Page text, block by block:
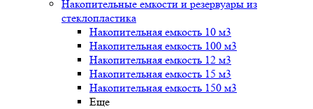
Накопительные емкости и резервуары из
стеклопластика
Накопительная емкость 10 м3
Накопительная емкость 100 м3
Накопительная емкость 12 м3
Накопительная емкость 15 м3
Накопительная емкость 150 м3
Еще